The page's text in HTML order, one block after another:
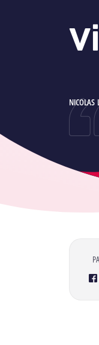
AUTEUR :
NICOLAS